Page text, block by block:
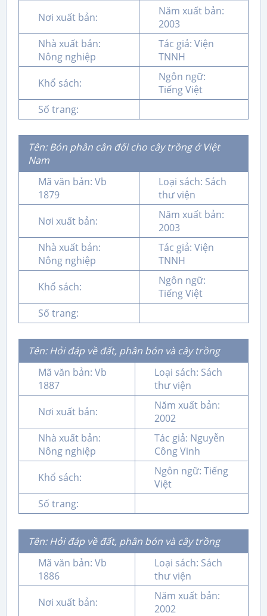
Nơi xuất bản:
Năm xuất bản:
2003
Nhà xuất bản:
Nông nghiệp
Tác giả: Viện
TNNH
Khổ sách:
Ngôn ngữ:
Tiếng Việt
Số trang:
Tên: Bón phân cân đối cho cây trồng ở Việt
Nam
Mã văn bản: Vb
1879
Loại sách: Sách
thư viện
Nơi xuất bản:
Năm xuất bản:
2003
Nhà xuất bản:
Nông nghiệp
Tác giả: Viện
TNNH
Khổ sách:
Ngôn ngữ:
Tiếng Việt
Số trang:
Tên: Hỏi đáp về đất, phân bón và cây trồng
Mã văn bản: Vb
1887
Loại sách: Sách
thư viện
Nơi xuất bản:
Năm xuất bản:
2002
Nhà xuất bản:
Nông nghiệp
Tác giả: Nguyễn
Công Vinh
Khổ sách:
Ngôn ngữ: Tiếng
Việt
Số trang:
Tên: Hỏi đáp về đất, phân bón và cây trồng
Mã văn bản: Vb
1886
Loại sách: Sách
thư viện
Nơi xuất bản:
Năm xuất bản:
2002